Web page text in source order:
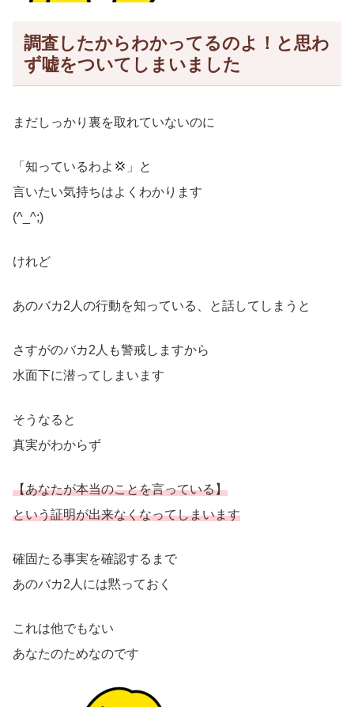
調査したからわかってるのよ！と思わ
ず嘘をついてしまいました
まだしっかり裏を取れていないのに
「知っているわよ💢」と
言いたい気持ちはよくわかります
(^_^;)
けれど
あのバカ2人の行動を知っている、と話してしまうと
さすがのバカ2人も警戒しますから
水面下に潜ってしまいます
そうなると
真実がわからず
【あなたが本当のことを言っている】
という証明が出来なくなってしまいます
確固たる事実を確認するまで
あのバカ2人には黙っておく
これは他でもない
あなたのためなのです